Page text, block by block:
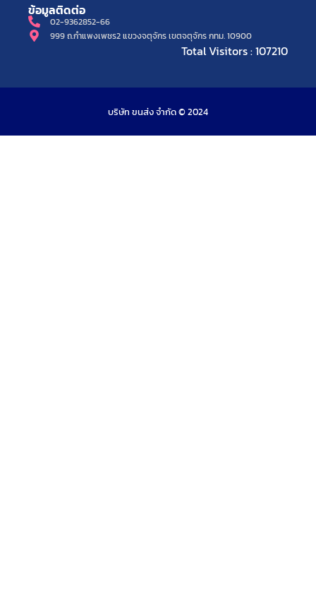
ข้อมูลติดต่อ
02-9362852-66
999 ถ.กำแพงเพชร2 แขวงจตุจักร เขตจตุจักร กทม. 10900
Total Visitors : 107210
บริษัท ขนส่ง จำกัด © 2024